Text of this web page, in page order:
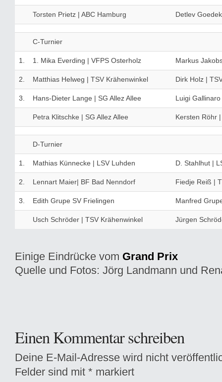
Torsten Prietz | ABC Hamburg Detlev
C-Turnier
1. 1. Mika Everding | VFPS Osterholz Markus
2. Matthias Helweg | TSV Krähenwinkel Dirk Holz |
3. Hans-Dieter Lange | SG Allez Allee Luigi
Petra Klitschke | SG Allez Allee Kersten Röhr
D-Turnier
1. Mathias Künnecke | LSV Luhden D. Stahlhut |
2. Lennart Maier| BF Bad Nenndorf Fiedje Reiß |
3. Edith Grupe SV Frielingen Manfred
Usch Schröder | TSV Krähenwinkel Jürgen
Einige Eindrücke vom Grand Prix
Quelle und Fotos: Jörg Landmann und
Einen Kommentar schreiben
Deine E-Mail-Adresse wird nicht
Felder sind mit * markiert